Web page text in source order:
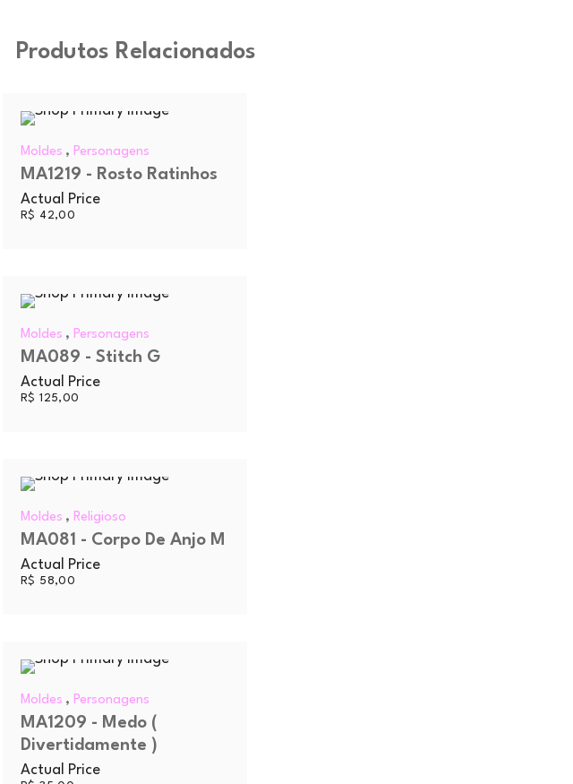
Produtos Relacionados
Moldes , Personagens
MA1219 - Rosto Ratinhos
Actual Price
R$ 42,00
Moldes , Personagens
MA089 - Stitch G
Actual Price
R$ 125,00
Moldes , Religioso
MA081 - Corpo De Anjo M
Actual Price
R$ 58,00
Moldes , Personagens
MA1209 - Medo (
Divertidamente )
Actual Price